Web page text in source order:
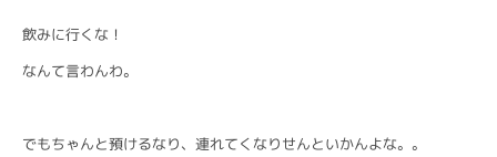
飲みに行くな！
なんて言わんわ。
でもちゃんと預けるなり、連れてくなりせんといかんよな。。